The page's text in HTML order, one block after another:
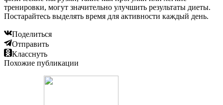
тренировки, могут значительно улучшить результаты диеты.
Постарайтесь выделять время для активности каждый день.
Поделиться
Отправить
Класснуть
Похожие публикации